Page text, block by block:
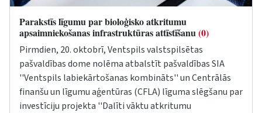
Parakstīs līgumu par bioloģisko atkritumu
apsaimniekošanas infrastruktūras attīstīšanu(0)
Pirmdien, 20. oktobrī, Ventspils valstspilsētas
pašvaldības dome nolēma atbalstīt pašvaldības SIA
''Ventspils labiekārtošanas kombināts'' un Centrālās
finanšu un līgumu aģentūras (CFLA) līguma slēgšanu par
investīciju projekta ''Dalīti vāktu atkritumu